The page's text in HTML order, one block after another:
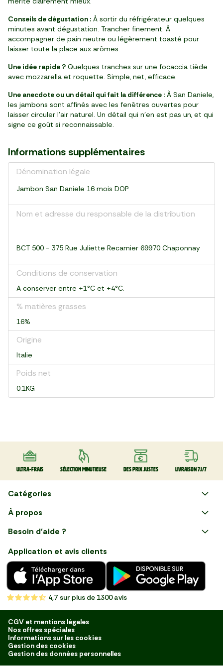
Conseils de dégustation : À sortir du réfrigérateur quelques
minutes avant dégustation. Trancher finement. À
accompagner de pain neutre ou légèrement toasté pour
laisser toute la place aux arômes.
Une idée rapide ? Quelques tranches sur une focaccia tiède
avec mozzarella et roquette. Simple, net, efficace.
Une anecdote ou un détail qui fait la différence : À San Daniele,
les jambons sont affinés avec les fenêtres ouvertes pour
laisser circuler l’air naturel. Un détail qui n’en est pas un, et qui
signe ce goût si reconnaissable.
Informations supplémentaires
Dénomination légale
Jambon San Daniele 16 mois DOP
Nom et adresse du responsable de la distribution
BCT 500 - 375 Rue Juliette Recamier 69970 Chaponnay
Conditions de conservation
A conserver entre +1°C et +4°C.
% matières grasses
16%
Origine
Italie
Poids net
0.1KG
Ultra-frais Sélection minutieuse Des prix justes Livraison 7J/7
Catégories
Faire ses courses en ligne
Nouveautés
Fruits
Légumes
Boucherie
Charcuterie
Poissonnerie
Fromagerie
Crèmerie
À propos
et savoir-faire français en
choisissant notre service de
livraison de produits frais et
de qualité, livrés directement
chez vous. Une expérience
de courses en ligne pensée
pour vous.
Besoin d'aide ?
Application et avis clients
4,7 sur plus de 1300 avis
CGV et mentions légales
Nos offres spéciales
Informations sur les cookies
Gestion des cookies
Gestion des données personnelles